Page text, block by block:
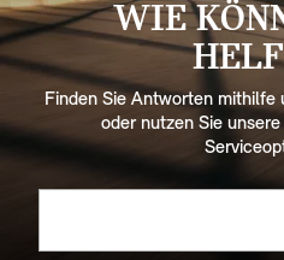
WIE
Finden Sie Antworten mithilfe
oder nutzen Sie
Was ist MINI Connected?